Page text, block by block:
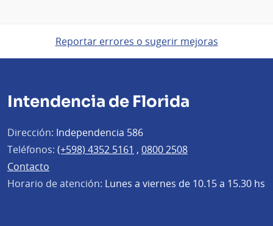
Reportar errores o sugerir mejoras
Intendencia de Florida
Dirección: Independencia 586
Teléfonos: (+598) 4352 5161 , 0800 2508
Contacto
Horario de atención: Lunes a viernes de 10.15 a 15.30 hs